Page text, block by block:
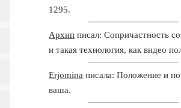
1295.
Архип писал: Сопричастность
и такая технология, как видео
Erjomina писала: Положение и
ваша.